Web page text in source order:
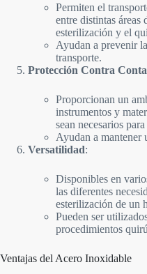
Permiten el
entre distintas áreas
esterilización y el
Ayudan a prevenir
transporte.
Protección Contra
Proporcionan un
instrumentos y
sean necesarios
Ayudan a mantener
Versatilidad:
Disponibles en
las diferentes
esterilización de un
Pueden ser
procedimientos
Ventajas del Acero Inoxidable